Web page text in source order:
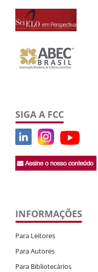
SIGA A FCC
INFORMAÇÕES
Para Leitores
Para Autores
Para Bibliotecários